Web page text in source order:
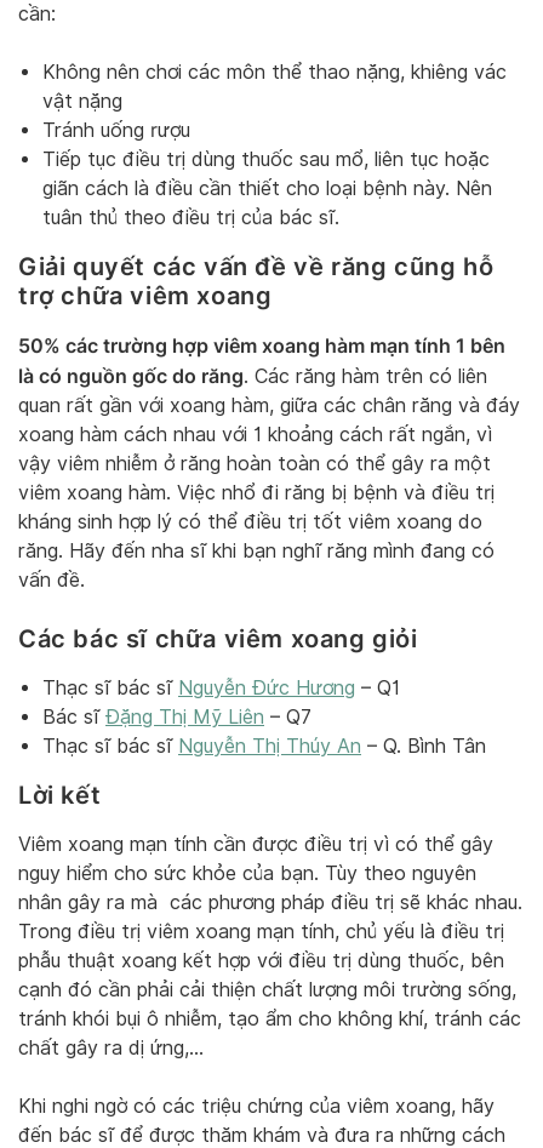
cần:
Không nên chơi các môn thể thao nặng, khiêng vác
vật nặng
Tránh uống rượu
Tiếp tục điều trị dùng thuốc sau mổ, liên tục hoặc
giãn cách là điều cần thiết cho loại bệnh này. Nên
tuân thủ theo điều trị của bác sĩ.
Giải quyết các vấn đề về răng cũng hỗ
trợ chữa viêm xoang
50% các trường hợp viêm xoang hàm mạn tính 1 bên
là có nguồn gốc do răng. Các răng hàm trên có liên
quan rất gần với xoang hàm, giữa các chân răng và đáy
xoang hàm cách nhau với 1 khoảng cách rất ngắn, vì
vậy viêm nhiễm ở răng hoàn toàn có thể gây ra một
viêm xoang hàm. Việc nhổ đi răng bị bệnh và điều trị
kháng sinh hợp lý có thể điều trị tốt viêm xoang do
răng. Hãy đến nha sĩ khi bạn nghĩ răng mình đang có
vấn đề.
Các bác sĩ chữa viêm xoang giỏi
Thạc sĩ bác sĩ Nguyễn Đức Hương – Q1
Bác sĩ Đặng Thị Mỹ Liên – Q7
Thạc sĩ bác sĩ Nguyễn Thị Thúy An – Q. Bình Tân
Lời kết
Viêm xoang mạn tính cần được điều trị vì có thể gây
nguy hiểm cho sức khỏe của bạn. Tùy theo nguyên
nhân gây ra mà các phương pháp điều trị sẽ khác nhau.
Trong điều trị viêm xoang mạn tính, chủ yếu là điều trị
phẫu thuật xoang kết hợp với điều trị dùng thuốc, bên
cạnh đó cần phải cải thiện chất lượng môi trường sống,
tránh khói bụi ô nhiễm, tạo ẩm cho không khí, tránh các
chất gây ra dị ứng,…
Khi nghi ngờ có các triệu chứng của viêm xoang, hãy
đến bác sĩ để được thăm khám và đưa ra những cách